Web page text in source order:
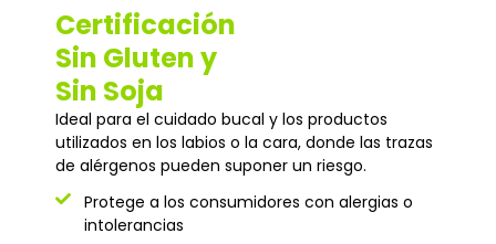
Certificación
Sin Gluten y
Sin Soja
Ideal para el cuidado bucal y los productos
utilizados en los labios o la cara, donde las trazas
de alérgenos pueden suponer un riesgo.
Protege a los consumidores con alergias o
intolerancias